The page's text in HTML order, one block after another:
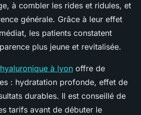
à combler les rides et ridules, et
générale. Grâce à leur effet
les patients constatent
plus jeune et revitalisée.
à lyon offre de
: hydratation profonde, effet de
durables. Il est conseillé de
tarifs avant de débuter le